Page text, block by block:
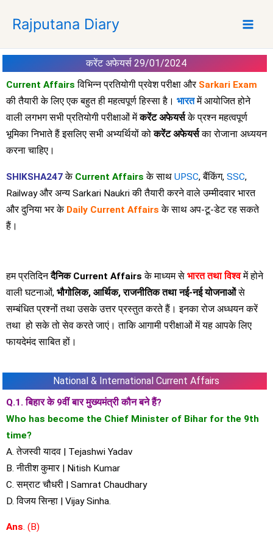
p
Rajputana Diary
करेंट अफेयर्स 29/01/2024
Current Affairs विभिन्न प्रतियोगी प्रवेश परीक्षा और Sarkari Exam
की तैयारी के लिए एक बहुत ही महत्वपूर्ण हिस्सा है। भारत में आयोजित होने
वाली लगभग सभी प्रतियोगी परीक्षाओं मेंकरेंट अफेयर्सके प्रश्न महत्वपूर्ण
भूमिका निभाते हैं इसलिए सभी अभ्यर्थियों कोकरेंट अफेयर्सका रोजाना अध्ययन
करना चाहिए।
SHIKSHA247केCurrent Affairsके साथ UPSC, बैंकिंग, SSC,
Railway और अन्य Sarkari Naukri की तैयारी करने वाले उम्मीदवार भारत
और दुनिया भर के Daily Current Affairs के साथ अप-टू-डेट रह सकते
हैं।
हम प्रतिदिनदैनिक Current Affairs के माध्यम से भारत तथा विश्वमें होने
वाली घटनाओं, भौगोलिक, आर्थिक, राजनीतिक तथा नई-नई योजनाओंसे
सम्बंधित प्रश्नों तथा उसके उत्तर प्रस्तुत करते हैं। इनका रोज अध्धयन करें
तथा हो सके तो सेव करते जाएं। ताकि आगामी परीक्षाओं में यह आपके लिए
फायदेमंद साबित हों।
National & International Current Affairs
Q.1. बिहार के 9वीं बार मुख्यमंत्री कौन बने हैं?
Who has become the Chief Minister of Bihar for the 9th
time?
A. तेजस्वी यादव | Tejashwi Yadav
B. नीतीश कुमार | Nitish Kumar
C. सम्राट चौधरी | Samrat Chaudhary
D. विजय सिन्हा | Vijay Sinha.
Ans. (B)